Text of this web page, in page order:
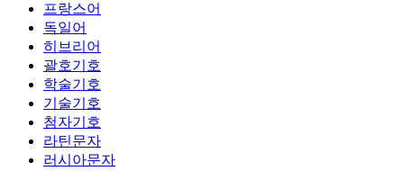
프랑스어
독일어
히브리어
괄호기호
학술기호
기술기호
첨자기호
라틴문자
러시아문자